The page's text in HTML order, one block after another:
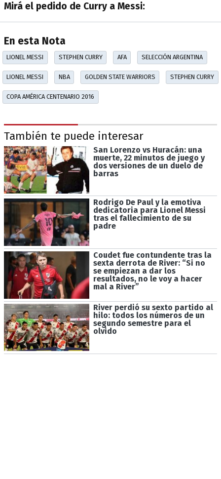
Mirá el pedido de Curry a Messi:
En esta Nota
LIONEL MESSI STEPHEN CURRY AFA SELECCIÓN ARGENTINA
LIONEL MESSI NBA GOLDEN STATE WARRIORS STEPHEN CURRY
COPA AMÉRICA CENTENARIO 2016
También te puede interesar
San Lorenzo vs Huracán: una
muerte, 22 minutos de juego y
dos versiones de un duelo de
barras
Rodrigo De Paul y la emotiva
dedicatoria para Lionel Messi
tras el fallecimiento de su
padre
Coudet fue contundente tras la
sexta derrota de River: “Si no
se empiezan a dar los
resultados, no le voy a hacer
mal a River”
River perdió su sexto partido al
hilo: todos los números de un
segundo semestre para el
olvido